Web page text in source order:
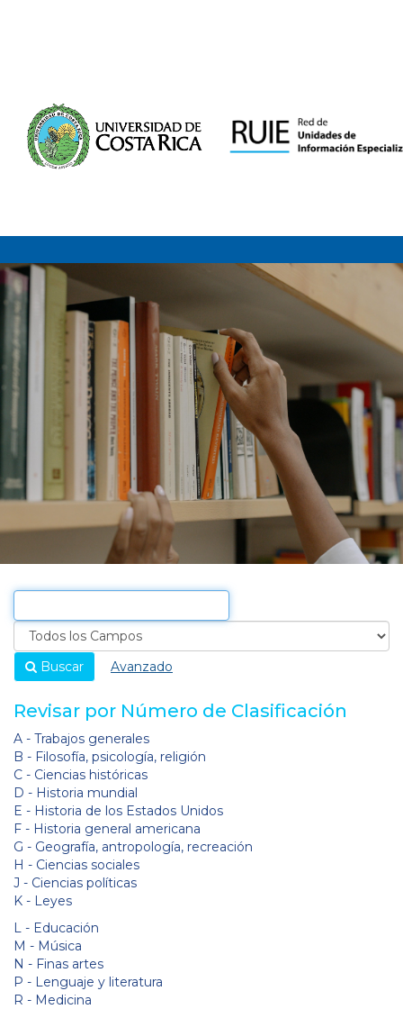
Buscar Avanzado
Revisar por Número de Clasificación
A - Trabajos generales
B - Filosofía, psicología, religión
C - Ciencias históricas
D - Historia mundial
E - Historia de los Estados Unidos
F - Historia general americana
G - Geografía, antropología, recreación
H - Ciencias sociales
J - Ciencias políticas
K - Leyes
L - Educación
M - Música
N - Finas artes
P - Lenguaje y literatura
R - Medicina